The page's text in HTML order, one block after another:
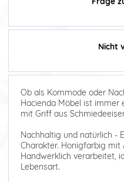
Nicht
Ob als Kommode oder
Hacienda Möbel ist immer
mit Griff aus
Nachhaltig und natürlich -
Charakter. Honigfarbig mit
Handwerklich verarbeitet,
Lebensart.